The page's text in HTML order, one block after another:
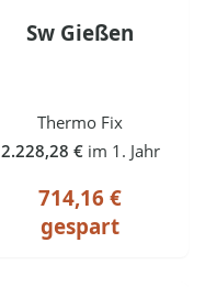
Sw Gießen
Thermo Fix
2.228,28 € im 1. Jahr
714,16 €
gespart